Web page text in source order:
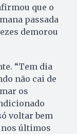
que o
passada
demorou
“Tem dia
não cai de
os
voltar bem
nos últimos